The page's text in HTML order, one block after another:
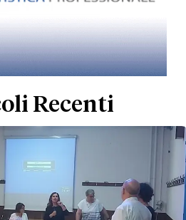
Recenti